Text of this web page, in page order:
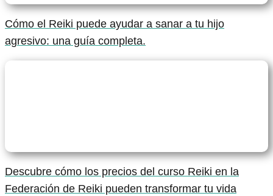
Cómo el Reiki puede ayudar a sanar a tu hijo
agresivo: una guía completa.
Descubre cómo los precios del curso Reiki en la
Federación de Reiki pueden transformar tu vida